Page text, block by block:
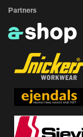
Partners